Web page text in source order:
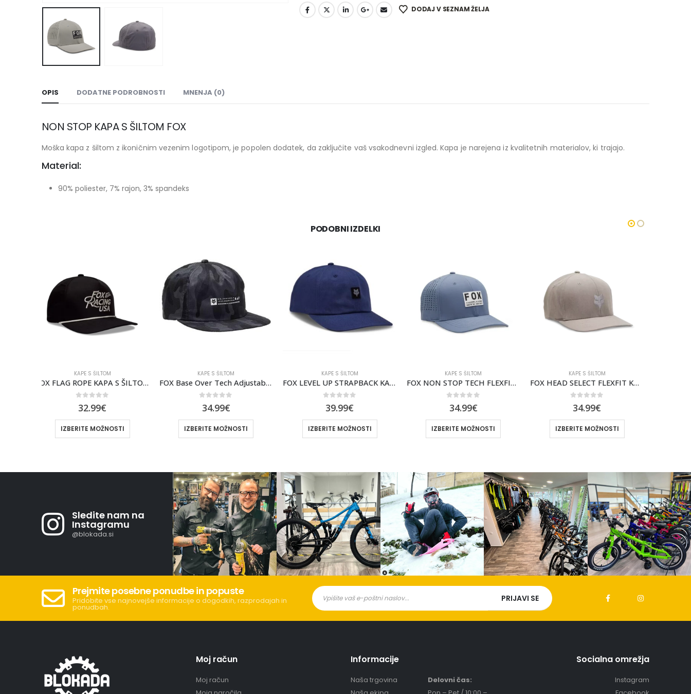
DODAJ V SEZNAM ŽELJA
OPIS DODATNE PODROBNOSTI MNENJA (0)
NON STOP KAPA S ŠILTOM FOX
Moška kapa z šiltom z ikoničnim vezenim logotipom, je popolen dodatek, da zaključite vaš vsakodnevni izgled. Kapa je narejena iz kvalitetnih materialov, ki trajajo.
Material:
90% poliester, 7% rajon, 3% spandeks
PODOBNI IZDELKI
KAPE S ŠILTOM
FOX Base Over Tech Adjustable Hat [BLK CAM]
34.99
IZBERITE MOŽNOSTI
KAPE S ŠILTOM
39.99
IZBERITE MOŽNOSTI
KAPE S ŠILTOM
FOX NON STOP TECH FLEXFIT KAPA S ŠILTOM [CIT]
34.99
IZBERITE MOŽNOSTI
KAPE S ŠILTOM
34.99
IZBERITE MOŽNOSTI
KAPE S ŠILTOM
32.99
IZBERITE MOŽNOSTI
Sledite nam na
Instagramu
@blokada.si
Prejmite posebne ponudbe in popuste
Pridobite vse najnovejše informacije o dogodkih, razprodajah in
ponudbah.
Moj račun
Moj račun
Informacije
Naša trgovina
Delovni čas:
Socialna omrežja
Instagram